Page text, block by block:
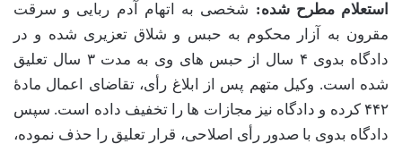
استعلام مطرح شده: شخصی به اتهام آدم ربایی و سرقت
مقرون به آزار محکوم به حبس و شلاق تعزیری شده و در
دادگاه بدوی ۴ سال از حبس های وی به مدت ۳ سال تعلیق
شده است. وکیل متهم پس از ابلاغ رأی، تقاضای اعمال مادۀ
۴۴۲ کرده و دادگاه نیز مجازات ها را تخفیف داده است. سپس
دادگاه بدوی با صدور رأی اصلاحی، قرار تعلیق را حذف نموده،